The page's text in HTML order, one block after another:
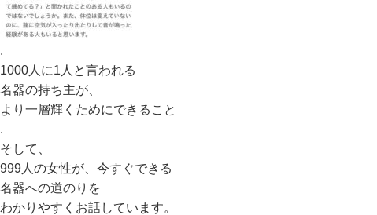
.
1000人に1人と言われる
名器の持ち主が、
より一層輝くためにできること
.
そして、
999人の女性が、今すぐできる
名器への道のりを
わかりやすくお話しています。